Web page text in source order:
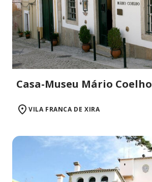
Casa-Museu Mário Coelho
VILA FRANCA DE XIRA